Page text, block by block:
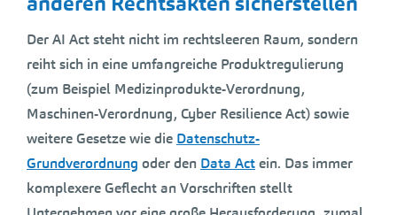
Der AI Act steht nicht im rechtsleeren Raum, sondern
reiht sich in eine umfangreiche Produktregulierung
(zum Beispiel Medizinprodukte-Verordnung,
Maschinen-Verordnung, Cyber Resilience Act) sowie
weitere Gesetze wie die Datenschutz-
Grundverordnung oder den Data Actein. Das immer
komplexere Geflecht an Vorschriften stellt